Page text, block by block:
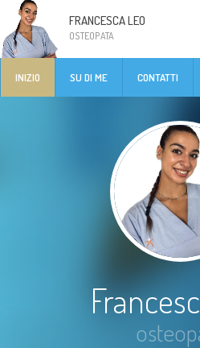
FRANCESCA LEO
OSTEOPATA
INIZIO SU DI ME CONTATTI